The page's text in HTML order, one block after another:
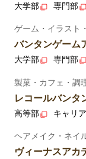
大学部 専門部
ゲーム・イラスト
バンタンゲーム
大学部 専門部
製菓・カフェ・調
レコールバンタ
高等部 キャリア
ヘアメイク・ネイ
ヴィーナスアカ